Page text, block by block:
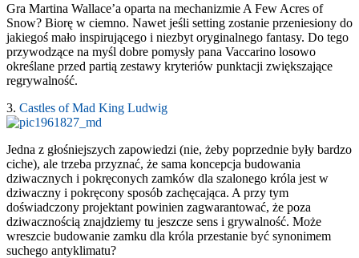
Gra Martina Wallace’a oparta na mechanizmie A Few Acres of
Snow? Biorę w ciemno. Nawet jeśli setting zostanie przeniesiony do
jakiegoś mało inspirującego i niezbyt oryginalnego fantasy. Do tego
przywodzące na myśl dobre pomysły pana Vaccarino losowo
określane przed partią zestawy kryteriów punktacji zwiększające
regrywalność.
3. Castles of Mad King Ludwig
Jedna z głośniejszych zapowiedzi (nie, żeby poprzednie były bardzo
ciche), ale trzeba przyznać, że sama koncepcja budowania
dziwacznych i pokręconych zamków dla szalonego króla jest w
dziwaczny i pokręcony sposób zachęcająca. A przy tym
doświadczony projektant powinien zagwarantować, że poza
dziwacznością znajdziemy tu jeszcze sens i grywalność. Może
wreszcie budowanie zamku dla króla przestanie być synonimem
suchego antyklimatu?